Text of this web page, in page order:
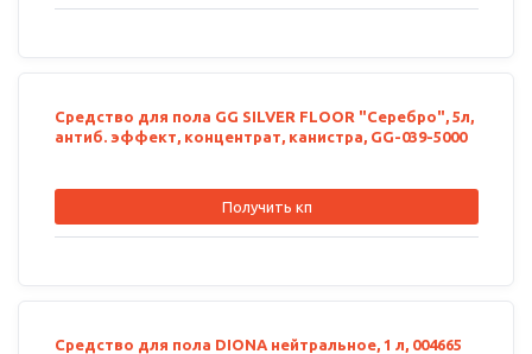
Средство для пола GG SILVER FLOOR "Серебро", 5л,
антиб. эффект, концентрат, канистра, GG-039-5000
Получить кп
Средство для пола DIONA нейтральное, 1 л, 004665